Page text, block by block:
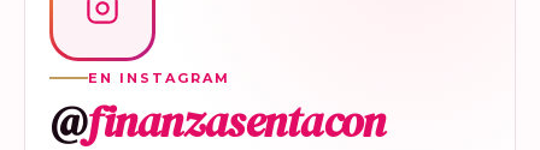
EN INSTAGRAM
@finanzasentacon